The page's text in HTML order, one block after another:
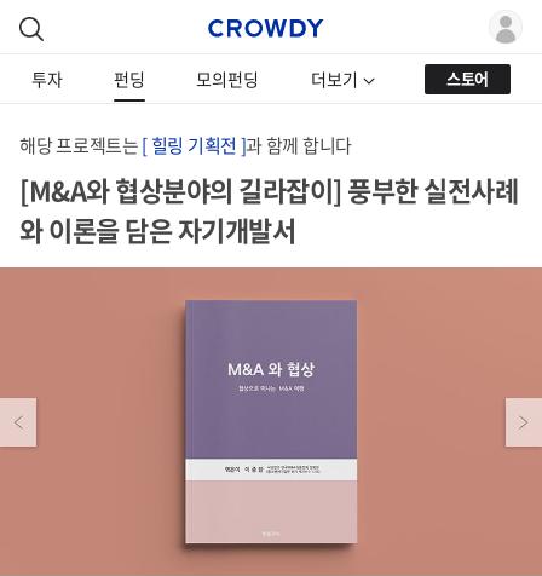
투자 펀딩 모의펀딩 더보기 스토어
해당 프로젝트는[ 힐링 기획전 ]과 함께 합니다
[M&A와 협상분야의 길라잡이] 풍부한 실전사례
와 이론을 담은 자기개발서
Previous Next